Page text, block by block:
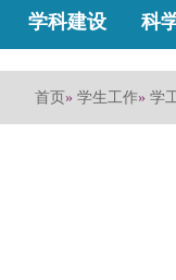
学科建设 科
首页 » 学生工作» 学